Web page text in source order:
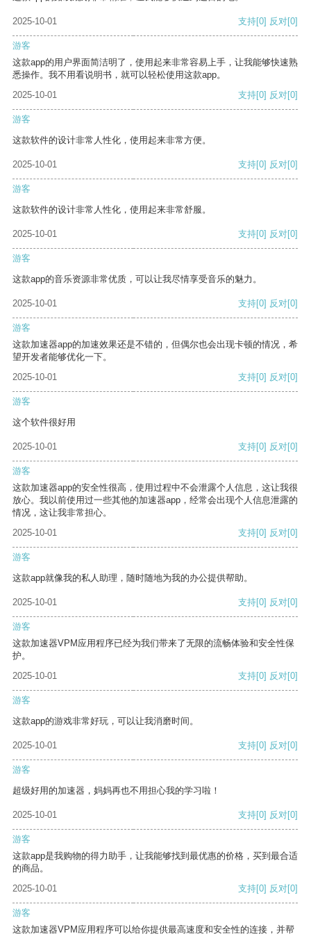
2025-10-01 支持[0] 反对[0]
游客
这款app的用户界面简洁明了，使用起来非常容易上手，让我能够快速熟
悉操作。我不用看说明书，就可以轻松使用这款app。
2025-10-01
支持[0] 反对[0]
游客
这款软件的设计非常人性化，使用起来非常方便。
2025-10-01 支持[0] 反对[0]
游客
这款软件的设计非常人性化，使用起来非常舒服。
2025-10-01 支持[0] 反对[0]
游客
这款app的音乐资源非常优质，可以让我尽情享受音乐的魅力。
2025-10-01 支持[0] 反对[0]
游客
这款加速器app的加速效果还是不错的，但偶尔也会出现卡顿的情况，希
望开发者能够优化一下。
2025-10-01
支持[0] 反对[0]
游客
这个软件很好用
2025-10-01 支持[0] 反对[0]
游客
这款加速器app的安全性很高，使用过程中不会泄露个人信息，这让我很
放心。我以前使用过一些其他的加速器app，经常会出现个人信息泄露的
情况，这让我非常担心。
2025-10-01
支持[0] 反对[0]
游客
这款app就像我的私人助理，随时随地为我的办公提供帮助。
2025-10-01 支持[0] 反对[0]
游客
这款加速器VPM应用程序已经为我们带来了无限的流畅体验和安全性保
护。
2025-10-01
支持[0] 反对[0]
游客
这款app的游戏非常好玩，可以让我消磨时间。
2025-10-01 支持[0] 反对[0]
游客
超级好用的加速器，妈妈再也不用担心我的学习啦！
2025-10-01 支持[0] 反对[0]
游客
这款app是我购物的得力助手，让我能够找到最优惠的价格，买到最合适
的商品。
2025-10-01
支持[0] 反对[0]
游客
这款加速器VPM应用程序可以给你提供最高速度和安全性的连接，并帮